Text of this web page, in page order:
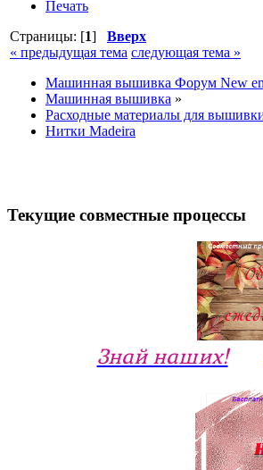
Печать
Страницы: [1] Вверх
« предыдущая тема следующая тема »
Машинная вышивка Форум New
Машинная вышивка »
Расходные материалы для
Нитки Madeira
Текущие совместные процессы
Знай наших!